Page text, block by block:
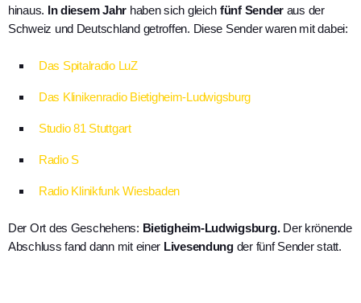
hinaus. In diesem Jahr haben sich gleich fünf Senderaus der
Schweiz und Deutschland getroffen. Diese Sender waren mit dabei:
Das Spitalradio LuZ
Das Klinikenradio Bietigheim-Ludwigsburg
Studio 81 Stuttgart
Radio S
Radio Klinikfunk Wiesbaden
Der Ort des Geschehens: Bietigheim-Ludwigsburg.Der krönende
Abschluss fand dann mit einer Livesendungder fünf Sender statt.